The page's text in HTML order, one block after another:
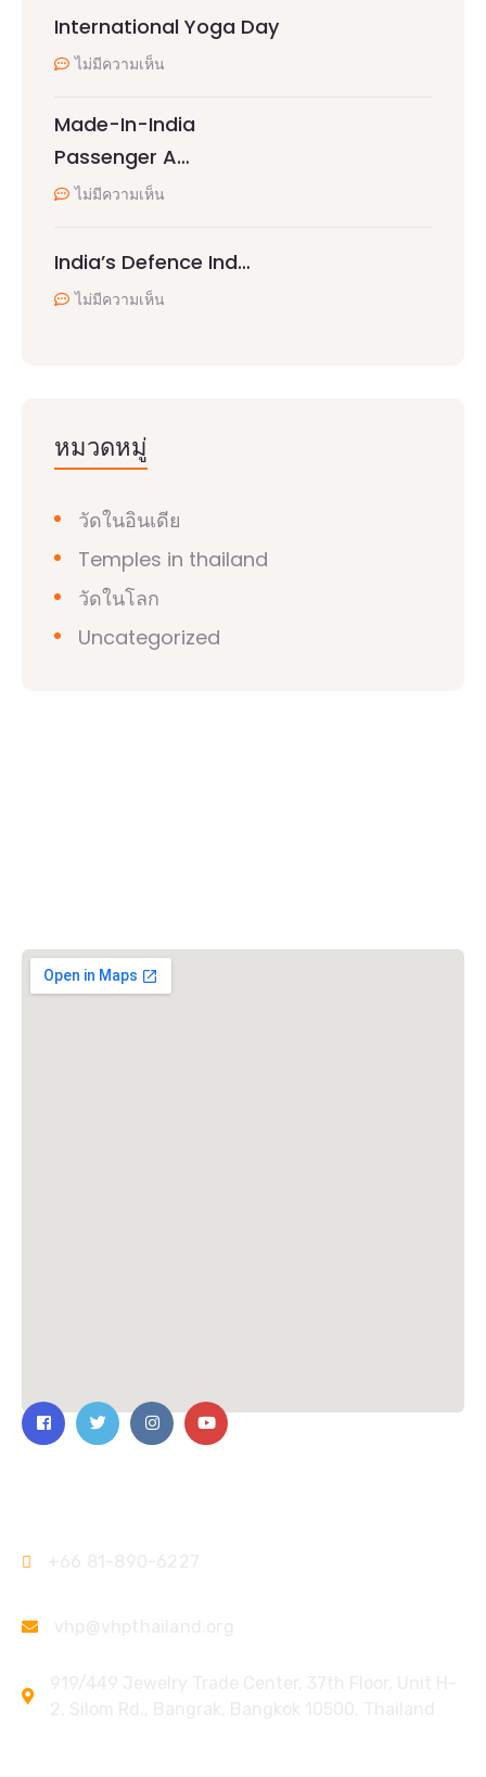
International Yoga Day
ไม่มีความเห็น
Made-In-India
Passenger A…
ไม่มีความเห็น
India’s Defence Ind…
ไม่มีความเห็น
หมวดหมู่
วัดในอินเดีย
Temples in thailand
วัดในโลก
Uncategorized